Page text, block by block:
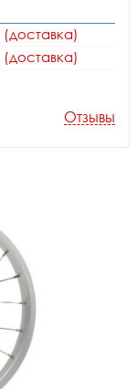
(доставка)
(доставка)
Отзывы